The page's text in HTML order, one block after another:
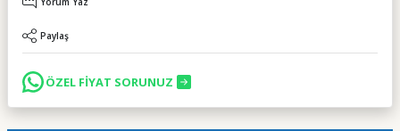
Paylaş
ÖZEL FİYAT SORUNUZ